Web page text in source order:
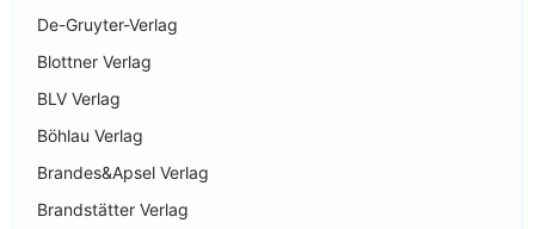
De-Gruyter-Verlag
Blottner Verlag
BLV Verlag
Böhlau Verlag
Brandes&Apsel Verlag
Brandstätter Verlag